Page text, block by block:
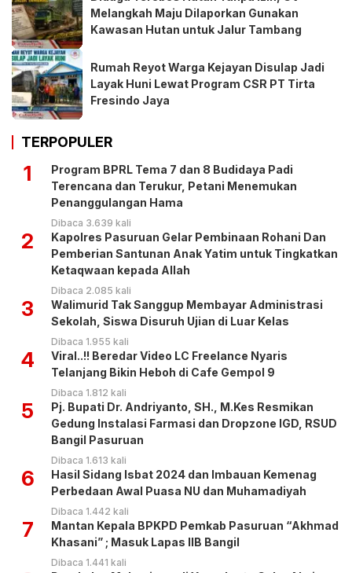
Melangkah Maju Dilaporkan Gunakan
Kawasan Hutan untuk Jalur Tambang
Rumah Reyot Warga Kejayan Disulap Jadi
Layak Huni Lewat Program CSR PT Tirta
Fresindo Jaya
TERPOPULER
1
Program BPRL Tema 7 dan 8 Budidaya Padi
Terencana dan Terukur, Petani Menemukan
Penanggulangan Hama
Dibaca 3.639 kali
2
Kapolres Pasuruan Gelar Pembinaan Rohani Dan
Pemberian Santunan Anak Yatim untuk Tingkatkan
Ketaqwaan kepada Allah
Dibaca 2.085 kali
3
Walimurid Tak Sanggup Membayar Administrasi
Sekolah, Siswa Disuruh Ujian di Luar Kelas
Dibaca 1.955 kali
4
Viral..!! Beredar Video LC Freelance Nyaris
Telanjang Bikin Heboh di Cafe Gempol 9
Dibaca 1.812 kali
5
Pj. Bupati Dr. Andriyanto, SH., M.Kes Resmikan
Gedung Instalasi Farmasi dan Dropzone IGD, RSUD
Bangil Pasuruan
Dibaca 1.613 kali
6
Hasil Sidang Isbat 2024 dan Imbauan Kemenag
Perbedaan Awal Puasa NU dan Muhamadiyah
Dibaca 1.442 kali
7
Mantan Kepala BPKPD Pemkab Pasuruan “Akhmad
Khasani” ; Masuk Lapas IIB Bangil
Dibaca 1.441 kali